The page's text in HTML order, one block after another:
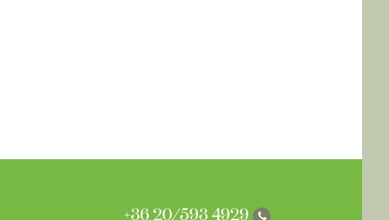
+36 20/593 4929